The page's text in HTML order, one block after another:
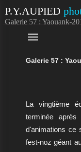
P.Y.AUPIED
Galerie 57 : Yaouank-

Galerie 57 :
La vingtième
terminée
d'animations ce
fest-noz géant